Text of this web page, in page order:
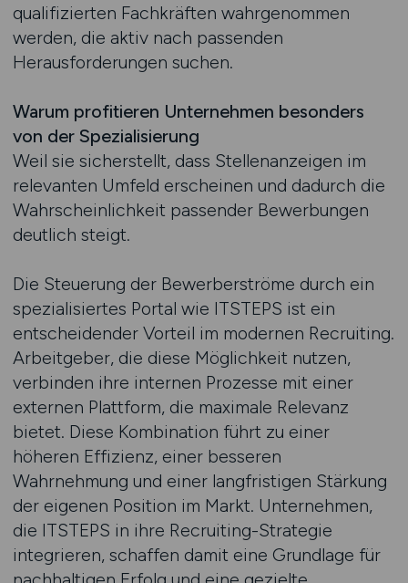
qualifizierten Fachkräften wahrgenommen
werden, die aktiv nach passenden
Herausforderungen suchen.
Warum profitieren Unternehmen besonders
von der Spezialisierung
Weil sie sicherstellt, dass Stellenanzeigen im
relevanten Umfeld erscheinen und dadurch die
Wahrscheinlichkeit passender Bewerbungen
deutlich steigt.
Die Steuerung der Bewerberströme durch ein
spezialisiertes Portal wie ITSTEPS ist ein
entscheidender Vorteil im modernen Recruiting.
Arbeitgeber, die diese Möglichkeit nutzen,
verbinden ihre internen Prozesse mit einer
externen Plattform, die maximale Relevanz
bietet. Diese Kombination führt zu einer
höheren Effizienz, einer besseren
Wahrnehmung und einer langfristigen Stärkung
der eigenen Position im Markt. Unternehmen,
die ITSTEPS in ihre Recruiting-Strategie
integrieren, schaffen damit eine Grundlage für